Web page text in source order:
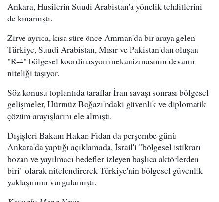
Ankara, Husilerin Suudi Arabistan'a yönelik tehditlerini
de kınamıştı.
Zirve ayrıca, kısa süre önce Amman'da bir araya gelen
Türkiye, Suudi Arabistan, Mısır ve Pakistan'dan oluşan
"R-4" bölgesel koordinasyon mekanizmasının devamı
niteliği taşıyor.
Söz konusu toplantıda taraflar İran savaşı sonrası bölgesel
gelişmeler, Hürmüz Boğazı'ndaki güvenlik ve diplomatik
çözüm arayışlarını ele almıştı.
Dışişleri Bakanı Hakan Fidan da perşembe günü
Ankara'da yaptığı açıklamada, İsrail'i "bölgesel istikrarı
bozan ve yayılmacı hedefler izleyen başlıca aktörlerden
biri" olarak nitelendirerek Türkiye'nin bölgesel güvenlik
yaklaşımını vurgulamıştı.